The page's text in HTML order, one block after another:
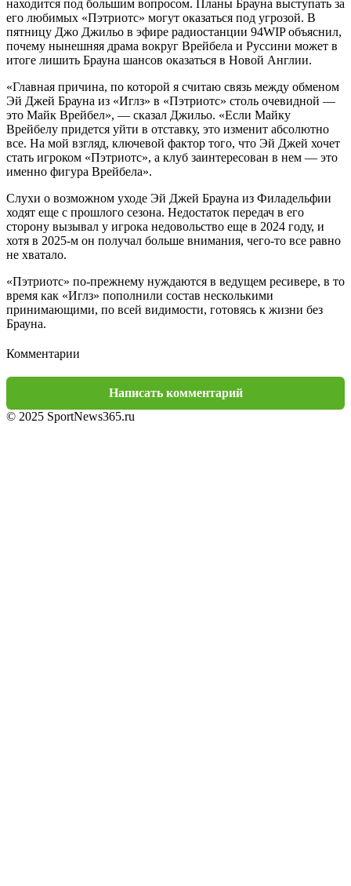
находится под большим вопросом. Планы Брауна выступать за
его любимых «Пэтриотс» могут оказаться под угрозой. В
пятницу Джо Джильо в эфире радиостанции 94WIP объяснил,
почему нынешняя драма вокруг Врейбела и Руссини может в
итоге лишить Брауна шансов оказаться в Новой Англии.
«Главная причина, по которой я считаю связь между обменом
Эй Джей Брауна из «Иглз» в «Пэтриотс» столь очевидной —
это Майк Врейбел», — сказал Джильо. «Если Майку
Врейбелу придется уйти в отставку, это изменит абсолютно
все. На мой взгляд, ключевой фактор того, что Эй Джей хочет
стать игроком «Пэтриотс», а клуб заинтересован в нем — это
именно фигура Врейбела».
Слухи о возможном уходе Эй Джей Брауна из Филадельфии
ходят еще с прошлого сезона. Недостаток передач в его
сторону вызывал у игрока недовольство еще в 2024 году, и
хотя в 2025-м он получал больше внимания, чего-то все равно
не хватало.
«Пэтриотс» по-прежнему нуждаются в ведущем ресивере, в то
время как «Иглз» пополнили состав несколькими
принимающими, по всей видимости, готовясь к жизни без
Брауна.
Комментарии
Написать комментарий
© 2025 SportNews365.ru